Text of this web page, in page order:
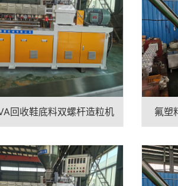
回收鞋底料双螺杆造粒机 氟塑